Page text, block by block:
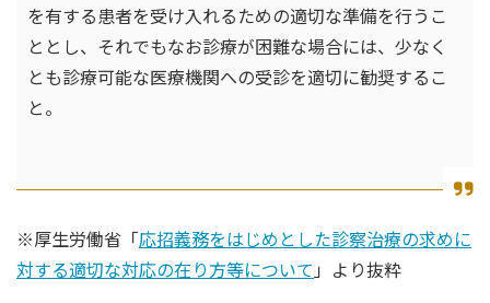
を有する患者を受け入れるための適切な準備を行うこ
ととし、それでもなお診療が困難な場合には、少なく
とも診療可能な医療機関への受診を適切に勧奨するこ
と。
※厚生労働省「応招義務をはじめとした診察治療の求めに
対する適切な対応の在り方等について 」より抜粋